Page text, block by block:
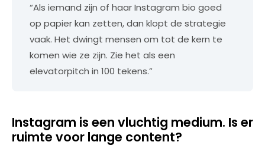
“Als iemand zijn of haar Instagram bio goed
op papier kan zetten, dan klopt de strategie
vaak. Het dwingt mensen om tot de kern te
komen wie ze zijn. Zie het als een
elevatorpitch in 100 tekens.”
Instagram is een vluchtig medium. Is er
ruimte voor lange content?